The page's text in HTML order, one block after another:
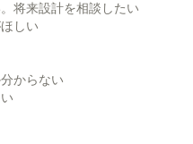
将来設計を相談したい
しい
からない